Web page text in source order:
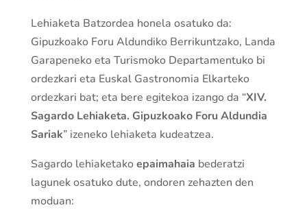
Lehiaketa Batzordea honela osatuko da:
Gipuzkoako Foru Aldundiko Berrikuntzako, Landa
Garapeneko eta Turismoko Departamentuko bi
ordezkari eta Euskal Gastronomia Elkarteko
ordezkari bat; eta bere egitekoa izango da “XIV.
Sagardo Lehiaketa. Gipuzkoako Foru Aldundia
Sariak” izeneko lehiaketa kudeatzea.
Sagardo lehiaketakoepaimahaia bederatzi
lagunek osatuko dute, ondoren zehazten den
moduan: